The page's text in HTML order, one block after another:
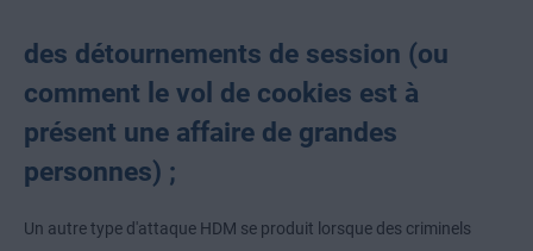
des détournements de session (ou
comment le vol de cookies est à
présent une affaire de grandes
personnes) ;
Un autre type d'attaque HDM se produit lorsque des criminels